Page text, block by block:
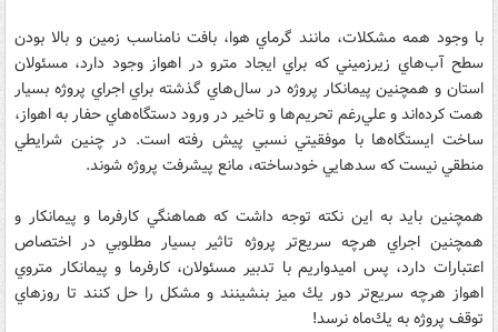
با وجود همه مشكلات، مانند گرماي هوا، بافت نامناسب زمين و بالا بودن
سطح آب‌هاي زيرزميني كه براي ايجاد مترو در اهواز وجود دارد، مسئولان
استان و همچنين پيمانكار پروژه در سال‌هاي گذشته براي اجراي پروژه بسيار
همت كرده‌اند و علي‌رغم تحريم‌ها و تاخير در ورود دستگاه‌هاي حفار به اهواز،
ساخت ايستگاه‌ها با موفقيتي نسبي پيش رفته است. در چنين شرايطي
منطقي نيست كه سدهايي خودساخته، مانع پيشرفت پروژه شوند.
همچنين بايد به اين نكته توجه داشت كه هماهنگي كارفرما و پيمانكار و
همچنين اجراي هرچه سريع‌تر پروژه تاثير بسيار مطلوبي در اختصاص
اعتبارات دارد، پس اميدواريم با تدبير مسئولان، كارفرما و پيمانكار متروي
اهواز هرچه سريع‌تر دور يك ميز بنشينند و مشكل را حل كنند تا روزهاي
توقف پروژه به يك‌ماه نرسد!